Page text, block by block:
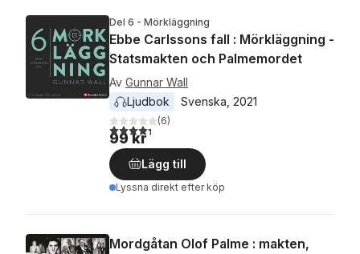
Del 6 - Mörkläggning
Ebbe Carlssons fall : Mörkläggning -
Statsmakten och Palmemordet
Av Gunnar Wall
Ljudbok
Svenska 2021
4,3utav 5 stjärnor. Totalt antal röster:
(6)
99 kr
Lägg till
Lyssna direkt efter köp
Mordgåtan Olof Palme : makten,